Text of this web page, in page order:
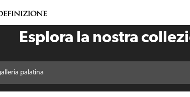
Esplora la nostra